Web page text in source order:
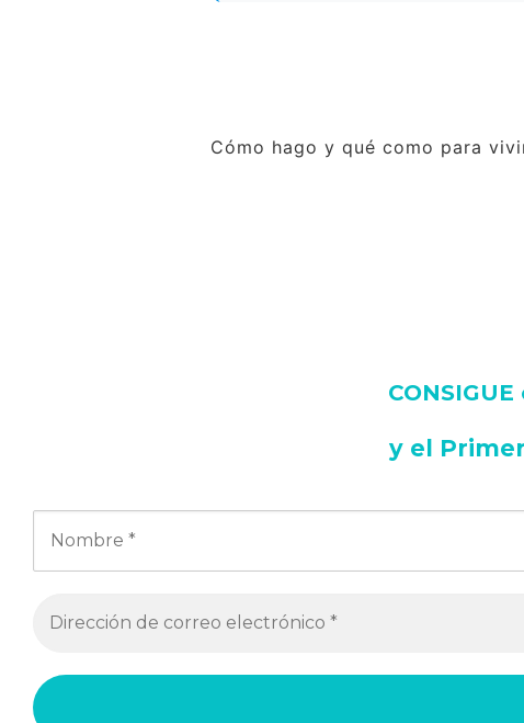
Cómo hago y qué como para
y el